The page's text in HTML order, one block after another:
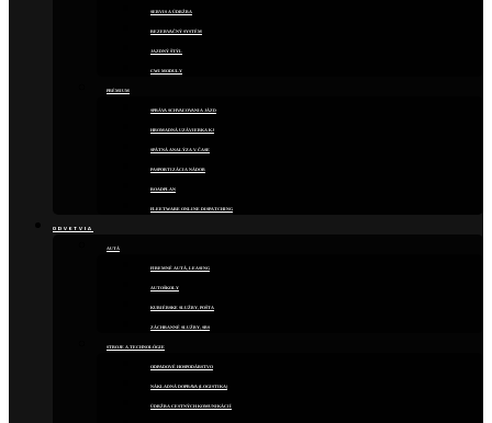
SERVIS A ÚDRŽBA
REZERVAČNÝ SYSTÉM
JAZDNÝ ŠTÝL
CWI MODULY
PRÉMIUM
SPRÁVA SCHVAĽOVANIA JÁZD
HROMADNÁ UZÁVIERKA KJ
SPÄTNÁ ANALÝZA V ČASE
PASPORTIZÁCIA NÁDOB
ROADPLAN
FLEETWARE ONLINE DISPATCHING
ODVETVIA
AUTÁ
FIREMNÉ AUTÁ, LEASING
AUTOŠKOLY
KURIÉRSKE SLUŽBY, POŠTA
ZÁCHRANNÉ SLUŽBY, SBS
STROJE A TECHNOLÓGIE
ODPADOVÉ HOSPODÁRSTVO
NÁKLADNÁ DOPRAVA (LOGISTIKA)
ÚDRŽBA CESTNÝCH KOMUNIKÁCIÍ